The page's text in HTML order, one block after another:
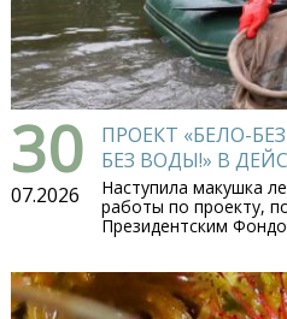
30
07.2026
ПРОЕКТ «БЕЛО-
БЕЗ ВОДЫ!» В
Наступила макушка
работы по проекту,
Президентским